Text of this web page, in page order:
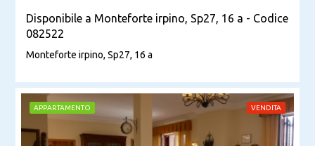
Disponibile a Monteforte irpino, Sp27, 16 a - Codice
082522
Monteforte irpino, Sp27, 16 a
APPARTAMENTO VENDITA